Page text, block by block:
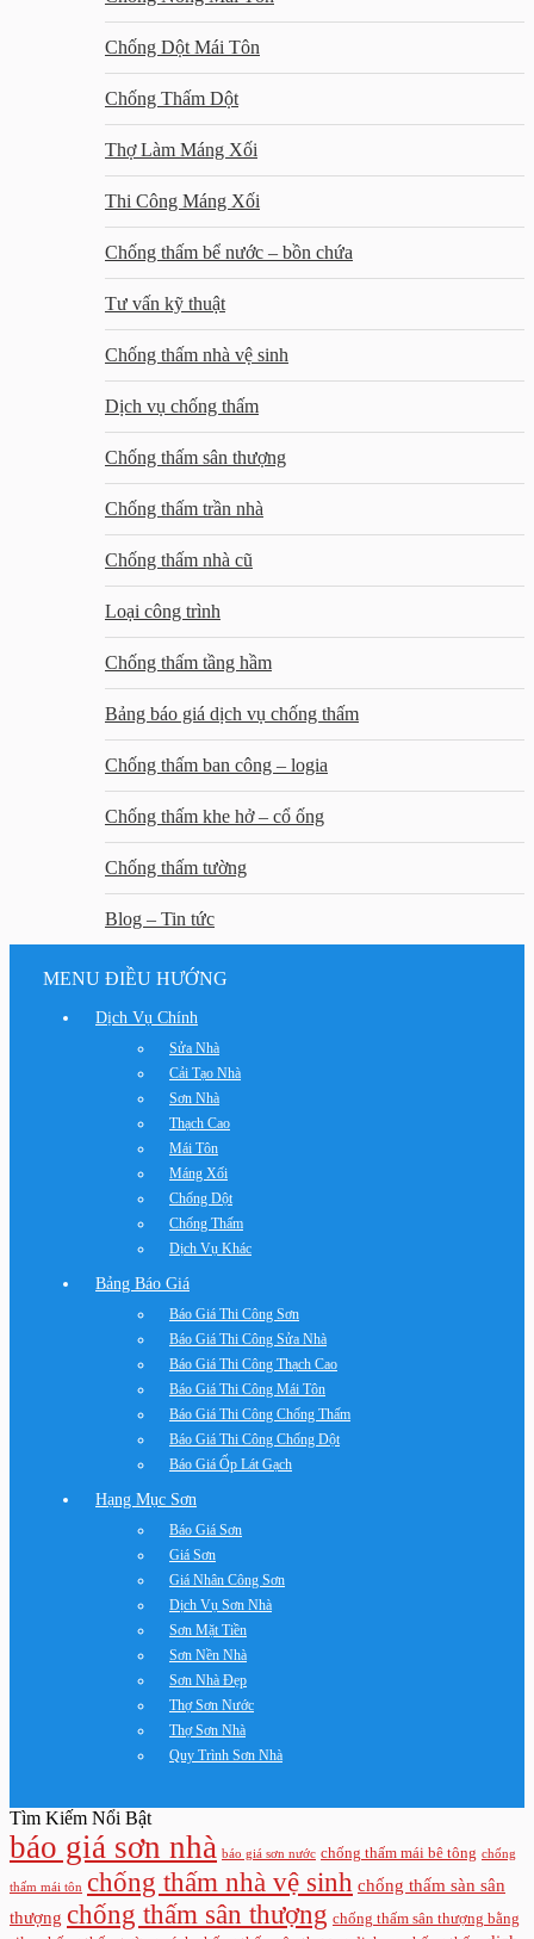
Chống Dột Mái Tôn
Chống Thấm Dột
Thợ Làm Máng Xối
Thi Công Máng Xối
Chống thấm bể nước – bồn chứa
Tư vấn kỹ thuật
Chống thấm nhà vệ sinh
Dịch vụ chống thấm
Chống thấm sân thượng
Chống thấm trần nhà
Chống thấm nhà cũ
Loại công trình
Chống thấm tầng hầm
Bảng báo giá dịch vụ chống thấm
Chống thấm ban công – logia
Chống thấm khe hở – cổ ống
Chống thấm tường
Blog – Tin tức
MENU ĐIỀU HƯỚNG
Dịch Vụ Chính
Sửa Nhà
Cải Tạo Nhà
Sơn Nhà
Thạch Cao
Mái Tôn
Máng Xối
Chống Dột
Chống Thấm
Dịch Vụ Khác
Bảng Báo Giá
Báo Giá Thi Công Sơn
Báo Giá Thi Công Sửa Nhà
Báo Giá Thi Công Thạch Cao
Báo Giá Thi Công Mái Tôn
Báo Giá Thi Công Chống Thấm
Báo Giá Thi Công Chống Dột
Báo Giá Ốp Lát Gạch
Hạng Mục Sơn
Báo Giá Sơn
Giá Sơn
Giá Nhân Công Sơn
Dịch Vụ Sơn Nhà
Sơn Mặt Tiền
Sơn Nền Nhà
Sơn Nhà Đẹp
Thợ Sơn Nước
Thợ Sơn Nhà
Quy Trình Sơn Nhà
Tìm Kiếm Nổi Bật
báo giá sơn nhà báo giá sơn nước chống thấm mái bê tông chống
thấm mái tôn chống thấm nhà vệ sinh chống thấm sàn sân
thượng chống thấm sân thượng chống thấm sân thượng bằng